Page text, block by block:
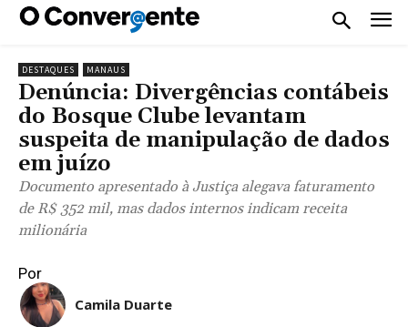
DESTAQUES MANAUS
Denúncia: Divergências contábeis
do Bosque Clube levantam
suspeita de manipulação de dados
em juízo
Documento apresentado à Justiça alegava faturamento
de R$ 352 mil, mas dados internos indicam receita
milionária
Por
Camila Duarte